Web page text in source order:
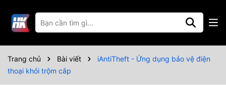
Trang chủ Bài viết
iAntiTheft - Ứng dụng bảo vệ điện
thoại khỏi trộm cắp